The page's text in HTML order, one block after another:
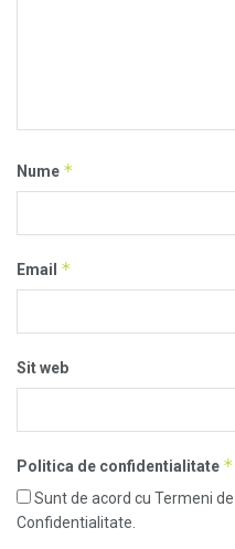
Nume *
Email *
Sit web
Politica de confidentialitate *
Sunt de acord cu Termeni
Confidentialitate.